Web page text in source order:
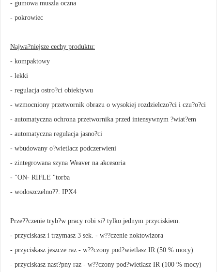
- gumowa muszla oczna
- pokrowiec
Najwa?niejsze cechy produktu:
- kompaktowy
- lekki
- regulacja ostro?ci obiektywu
- wzmocniony przetwornik obrazu o wysokiej rozdzielczo?ci i czu?o?ci
- automatyczna ochrona przetwornika przed intensywnym ?wiat?em
- automatyczna regulacja jasno?ci
- wbudowany o?wietlacz podczerwieni
- zintegrowana szyna Weaver na akcesoria
- "ON- RIFLE "torba
- wodoszczelno??: IPX4
Prze??czenie tryb?w pracy robi si? tylko jednym przyciskiem.
- przyciskasz i trzymasz 3 sek. - w??czenie noktowizora
- przyciskasz jeszcze raz - w??czony pod?wietlasz IR (50 % mocy)
- przyciskasz nast?pny raz - w??czony pod?wietlasz IR (100 % mocy)